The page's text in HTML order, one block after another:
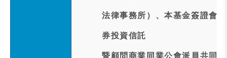
法律事務所）、本基金簽證會
券投資信託
暨顧問商業同業公會派員共同